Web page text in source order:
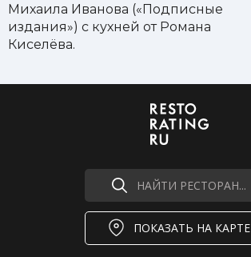
Михаила Иванова («Подписные
издания») с кухней от Романа
Киселёва.
НАЙТИ РЕСТОРАН...
ПОКАЗАТЬ НА КАРТЕ